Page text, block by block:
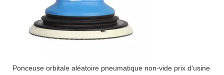
Ponceuse orbitale aléatoire pneumatique non-vide prix d'usine